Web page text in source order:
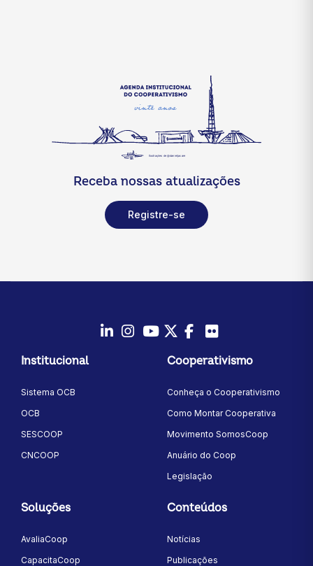
Receba nossas atualizações
Registre-se
Instagram
YoutubeTwitter/X
Facebook
Institucional
Sistema OCB
OCB
SESCOOP
CNCOOP
Cooperativismo
Conheça o Cooperativismo
Como Montar Cooperativa
Movimento SomosCoop
Anuário do Coop
Legislação
Soluções
AvaliaCoop
CapacitaCoop
Conteúdos
Notícias
Publicações